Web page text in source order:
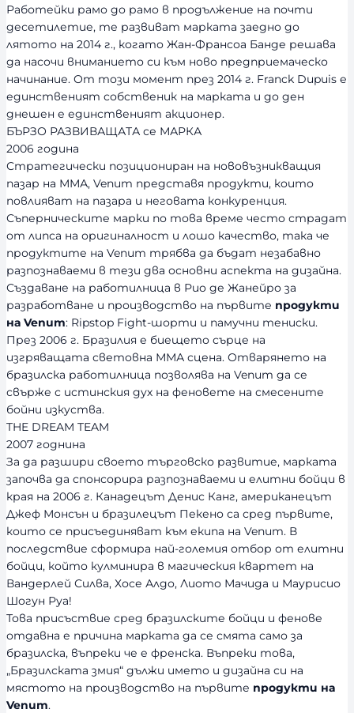
Работейки рамо до рамо в продължение на почти
десетилетие, те развиват марката заедно до
лятото на 2014 г., когато Жан-Франсоа Банде решава
да насочи вниманието си към ново предприемаческо
начинание. От този момент през 2014 г. Franck Dupuis е
единственият собственик на марката и до ден
днешен е единственият акционер.
БЪРЗО РАЗВИВАЩАТА се МАРКА
2006 година
Стратегически позициониран на нововъзникващия
пазар на ММА, Venum представя продукти, които
повлияват на пазара и неговата конкуренция.
Съперническите марки по това време често страдат
от липса на оригиналност и лошо качество, така че
продуктите на Venum трябва да бъдат незабавно
разпознаваеми в тези два основни аспекта на дизайна.
Създаване на работилница в Рио де Жанейро за
разработване и производство на първите продукти
на Venum: Ripstop Fight-шорти и памучни тениски.
През 2006 г. Бразилия е биещето сърце на
изгряващата световна ММА сцена. Отварянето на
бразилска работилница позволява на Venum да се
свърже с истинския дух на феновете на смесените
бойни изкуства.
THE DREAM TEAM
2007 годнина
За да разшири своето търговско развитие, марката
започва да спонсорира разпознаваеми и елитни бойци в
края на 2006 г. Канадецът Денис Канг, американецът
Джеф Монсън и бразилецът Пекено са сред първите,
които се присъединяват към екипа на Venum. В
последствие сформира най-големия отбор от елитни
бойци, който кулминира в магическия квартет на
Вандерлей Силва, Хосе Алдо, Лиото Мачида и Маурисио
Шогун Руа!
Това присъствие сред бразилските бойци и фенове
отдавна е причина марката да се смята само за
бразилска, въпреки че е френска. Въпреки това,
„Бразилската змия“ дължи името и дизайна си на
мястото на производство на първите продукти на
Venum.